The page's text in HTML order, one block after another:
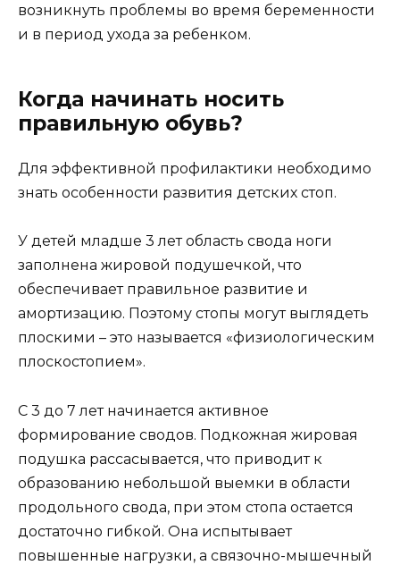
возникнуть проблемы во время беременности
и в период ухода за ребенком.
Когда начинать носить
правильную обувь?
Для эффективной профилактики необходимо
знать особенности развития детских стоп.
У детей младше 3 лет область свода ноги
заполнена жировой подушечкой, что
обеспечивает правильное развитие и
амортизацию. Поэтому стопы могут выглядеть
плоскими – это называется «физиологическим
плоскостопием».
С 3 до 7 лет начинается активное
формирование сводов. Подкожная жировая
подушка рассасывается, что приводит к
образованию небольшой выемки в области
продольного свода, при этом стопа остается
достаточно гибкой. Она испытывает
повышенные нагрузки, а связочно-мышечный